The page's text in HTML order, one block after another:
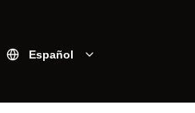
Español